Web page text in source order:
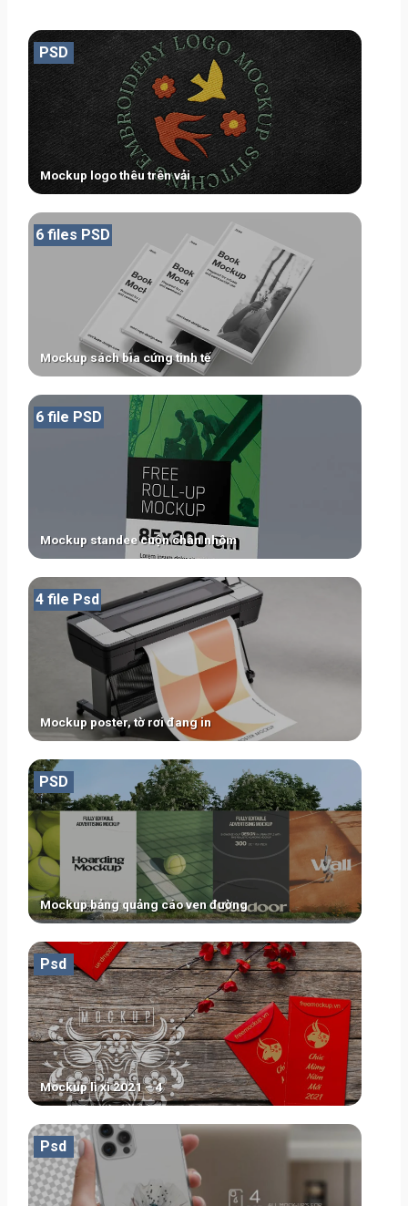
Mockup logo thêu trên vải
PSD
Mockup sách bìa cứng tinh tế
6 files PSD
Mockup standee cuộn chân nhôm
6 file PSD
Mockup poster, tờ rơi đang in
4 file Psd
Mockup bảng quảng cáo ven đường
PSD
Mockup lì xì 2021 – 4
Psd
Psd